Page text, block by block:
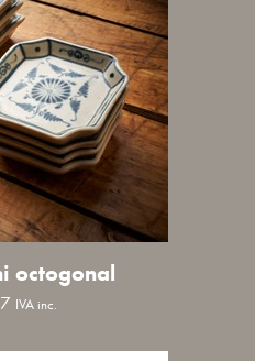
octogonal
7 IVA inc.